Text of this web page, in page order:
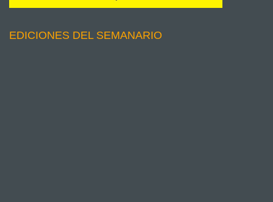
EDICIONES DEL SEMANARIO